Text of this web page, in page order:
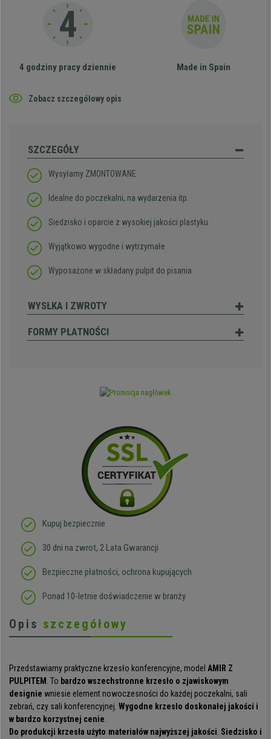
4 godziny pracy dziennie Made in Spain
Zobacz szczegółowy opis
SZCZEGÓŁY
Wysyłamy ZMONTOWANE
Idealne do poczekalni, na wydarzenia itp.
Siedzisko i oparcie z wysokiej jakości plastyku
Wyjątkowo wygodne i wytrzymałe
Wyposażone w składany pulpit do pisania
WYSŁKA I ZWROTY
FORMY PŁATNOŚCI
Kupuj bezpiecznie
30 dni na zwrot, 2 Lata Gwarancji
Bezpieczne płatności, ochrona kupujących
Ponad 10-letnie doświadczenie w branży
Opis szczegółowy
Przedstawiamy praktyczne krzesło konferencyjne, model AMIR Z
PULPITEM . To bardzo wszechstronne krzesło o zjawiskowym
designie wniesie element nowoczesności do każdej poczekalni, sali
zebrań, czy sali konferencyjnej. Wygodne krzesło doskonałej jakości i
w bardzo korzystnej cenie
Do produkcji krzesła użyto materiałów najwyższej jakości Siedzisko i